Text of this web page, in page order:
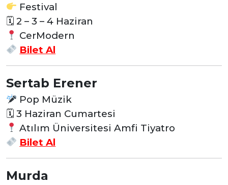
Festival
🗓 2 – 3 – 4 Haziran
CerModern
Bilet Al
Sertab Erener
Pop Müzik
🗓 3 Haziran Cumartesi
Atılım Üniversitesi Amfi Tiyatro
Bilet Al
Murda